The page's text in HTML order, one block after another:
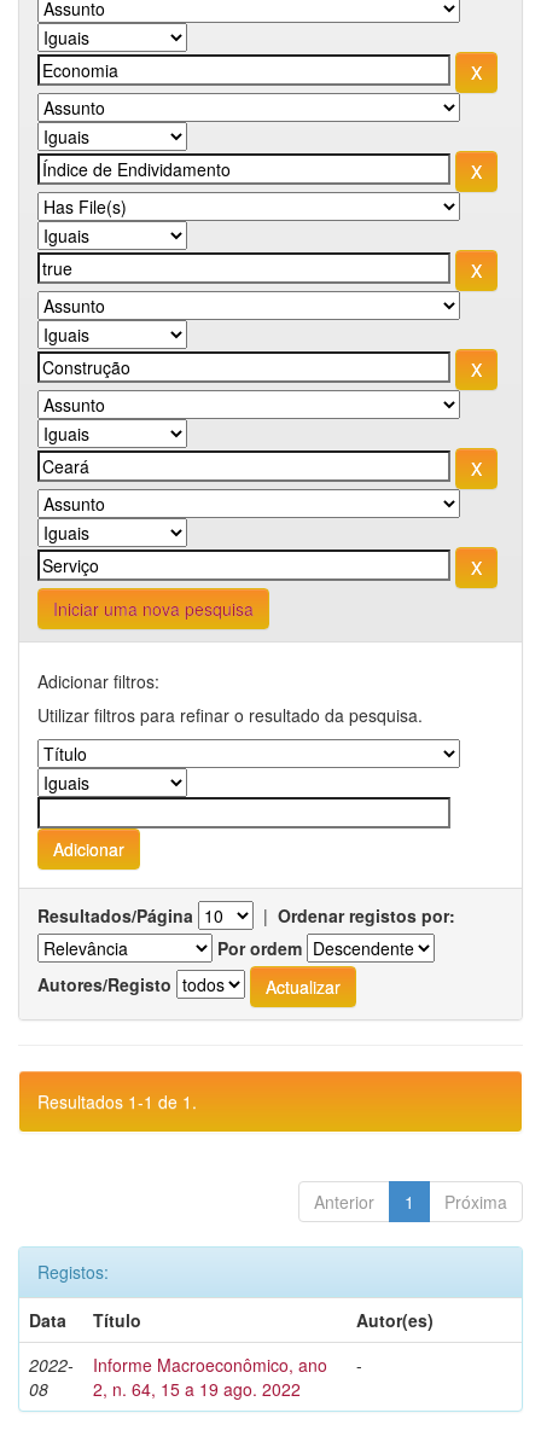
Iniciar uma nova pesquisa
Adicionar filtros:
Utilizar filtros para refinar o resultado da pesquisa.
Resultados/Página | Ordenar registos por:
Por ordem
Autores/Registo
Resultados 1-1 de 1.
Anterior 1 Próxima
Registos:
Data
Título
Autor(es)
2022-
08
Informe Macroeconômico, ano
2, n. 64, 15 a 19 ago. 2022
-